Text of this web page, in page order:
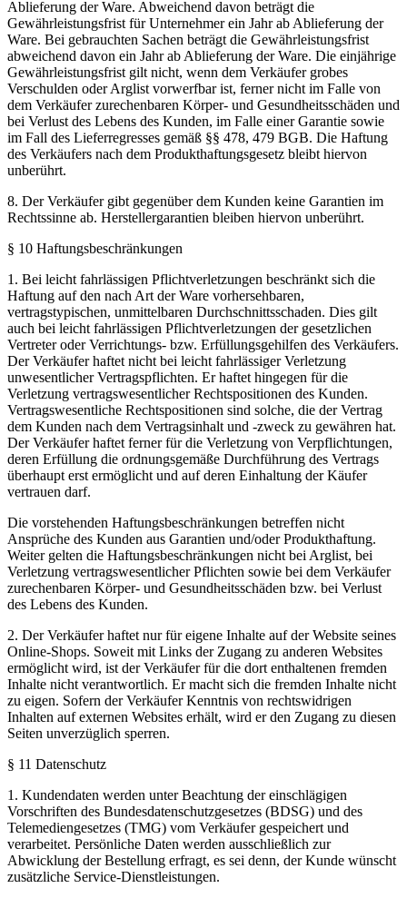
Ablieferung der Ware. Abweichend davon beträgt die
Gewährleistungsfrist für Unternehmer ein Jahr ab Ablieferung der
Ware. Bei gebrauchten Sachen beträgt die Gewährleistungsfrist
abweichend davon ein Jahr ab Ablieferung der Ware. Die einjährige
Gewährleistungsfrist gilt nicht, wenn dem Verkäufer grobes
Verschulden oder Arglist vorwerfbar ist, ferner nicht im Falle von
dem Verkäufer zurechenbaren Körper- und Gesundheitsschäden und
bei Verlust des Lebens des Kunden, im Falle einer Garantie sowie
im Fall des Lieferregresses gemäß §§ 478, 479 BGB. Die Haftung
des Verkäufers nach dem Produkthaftungsgesetz bleibt hiervon
unberührt.
8. Der Verkäufer gibt gegenüber dem Kunden keine Garantien im
Rechtssinne ab. Herstellergarantien bleiben hiervon unberührt.
§ 10 Haftungsbeschränkungen
1. Bei leicht fahrlässigen Pflichtverletzungen beschränkt sich die
Haftung auf den nach Art der Ware vorhersehbaren,
vertragstypischen, unmittelbaren Durchschnittsschaden. Dies gilt
auch bei leicht fahrlässigen Pflichtverletzungen der gesetzlichen
Vertreter oder Verrichtungs- bzw. Erfüllungsgehilfen des Verkäufers.
Der Verkäufer haftet nicht bei leicht fahrlässiger Verletzung
unwesentlicher Vertragspflichten. Er haftet hingegen für die
Verletzung vertragswesentlicher Rechtspositionen des Kunden.
Vertragswesentliche Rechtspositionen sind solche, die der Vertrag
dem Kunden nach dem Vertragsinhalt und -zweck zu gewähren hat.
Der Verkäufer haftet ferner für die Verletzung von Verpflichtungen,
deren Erfüllung die ordnungsgemäße Durchführung des Vertrags
überhaupt erst ermöglicht und auf deren Einhaltung der Käufer
vertrauen darf.
Die vorstehenden Haftungsbeschränkungen betreffen nicht
Ansprüche des Kunden aus Garantien und/oder Produkthaftung.
Weiter gelten die Haftungsbeschränkungen nicht bei Arglist, bei
Verletzung vertragswesentlicher Pflichten sowie bei dem Verkäufer
zurechenbaren Körper- und Gesundheitsschäden bzw. bei Verlust
des Lebens des Kunden.
2. Der Verkäufer haftet nur für eigene Inhalte auf der Website seines
Online-Shops. Soweit mit Links der Zugang zu anderen Websites
ermöglicht wird, ist der Verkäufer für die dort enthaltenen fremden
Inhalte nicht verantwortlich. Er macht sich die fremden Inhalte nicht
zu eigen. Sofern der Verkäufer Kenntnis von rechtswidrigen
Inhalten auf externen Websites erhält, wird er den Zugang zu diesen
Seiten unverzüglich sperren.
§ 11 Datenschutz
1. Kundendaten werden unter Beachtung der einschlägigen
Vorschriften des Bundesdatenschutzgesetzes (BDSG) und des
Telemediengesetzes (TMG) vom Verkäufer gespeichert und
verarbeitet. Persönliche Daten werden ausschließlich zur
Abwicklung der Bestellung erfragt, es sei denn, der Kunde wünscht
zusätzliche Service-Dienstleistungen.